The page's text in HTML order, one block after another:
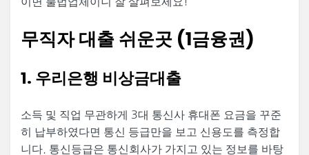
무직자 대출 쉬운곳 (1금융권)
1. 우리은행 비상금대출
소득 및 직업 무관하게 3대 통신사 휴대폰 요금을 꾸준
히 납부하였다면 통신 등급만을 보고 신용도를 측정합
니다. 통신등급은 통신회사가 가지고 있는 정보를 바탕